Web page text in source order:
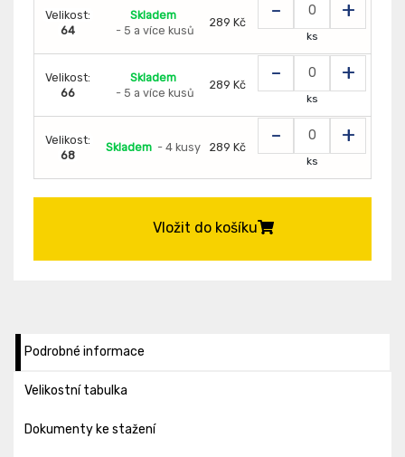
Velikost:
64
Skladem
- 5 a více kusů
289 Kč - +
ks
Velikost:
66
Skladem
- 5 a více kusů
289 Kč - +
ks
Velikost:
68
Skladem - 4 kusy 289 Kč - +
ks
Vložit do košíku
Podrobné informace
Velikostní tabulka
Dokumenty ke stažení